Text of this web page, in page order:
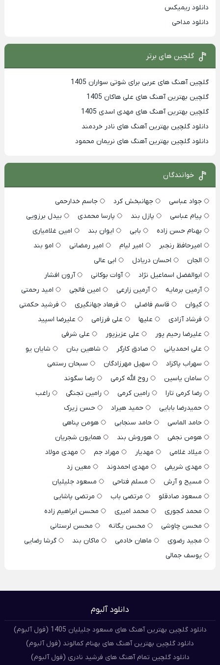
دانلود ریمیکس
دانلود مداحی
گلچین های برتر
گلچین آهنگ های عربی برای شوتی سواران 1405
گلچین بهترين آهنگ های علی هاکان 1405
گلچین بهترین آهنگ های مهدی اسدی 1405
دانلود گلچین بهترین آهنگ های نادر خردمند
دانلود گلچین بهترین آهنگ های نریمان محمود
خوانندگان
جواد عباسی جهانبخش کرد
جاسم خدارحمی
پیام عباسی
پازل بند پارسا محمدی
بیدل برزویی
بهنام حسن زاده
بابی ایوان بند
امین غلامیاری
امیرحافظ رنجبر
امیر لیام امیر رمضانی
امو بند
الجان
احسان دریادل
ابی عالی
ابوالفضل اسماعیل نژاد
آوات بوکانی
آرون افشار
آرمین برمایه
آرمین زارعی امین فالجی
امید رحمتی
کیوان
قاسم فاضلی فرهاد جهانگیری
فرشید حکمتی
فرشاد آزادی
علیها علی فرزامی
علیرضا اسپید
علیرضا رحیم پور
علی عزیزپور
علی شرفی
علی احمدیانی
صادق کارگر شاهین بنان
شایان یو
سهراب پاکزاد
سهیل مهرزادگان
سبحان رستمی
سامان یاسین
روح الله کرمی
رضا سگوند
رضا کرمی تارا
رامین کرمی رامین تجنگی
راغب
حمیدرضا بابایی
حمید هیراد
حسن زیرک
حامد الماسی
حامد سنجابی
هومن پناهی
هومن نجفی
هوروش بند
همایون شجریان
میلاد غلامی
مهدیار مهراد جم
مهدی مولاد
مهدی شریفی
مهدی احمدوند
معین زد
مسیح و آرش
مسلم فتاحی
مسعود جلیلیان
مسعود صادقلو
مرتضی باب
مرتضی پاشایی
محمد کجوری
محمد امیری
محسن ابراهیم زاده
محسن چاوشی
محسن یگانه
محسن لرستانی
مجید رضوی
ماهان خادمی ماکان بند
گرشا رضایی
یوسف جمالی
دانلود آلبوم
دانلود گلچین بهترین آهنگ های مسعود جلیلیان 1405 (فول آلبوم)
دانلود گلچین بهترین آهنگ های بهنام کمالوند (فول آلبوم)
دانلود گلچین تمام آهنگ های فرشید نادری (فول آلبوم)